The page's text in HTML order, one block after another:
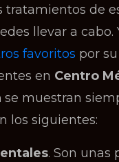
tratamientos de
llevar a cabo.
favoritos por
en Centro
se muestran
los siguientes:
. Son unas